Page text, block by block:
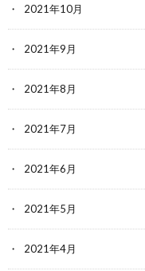
2021年10月
2021年9月
2021年8月
2021年7月
2021年6月
2021年5月
2021年4月